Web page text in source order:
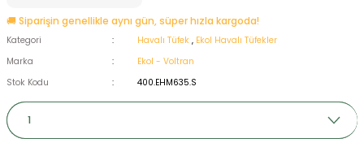
🚚 Siparişin genellikle aynı gün, süper hızla kargoda!
Kategori Havalı Tüfek , Ekol Havalı Tüfekler
Marka
Ekol - Voltran
Stok Kodu
400.EHM635.S